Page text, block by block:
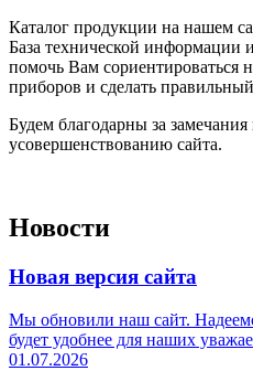
Каталог продукции на нашем
База технической информации
помочь Вам сориентироваться
приборов и сделать
Будем благодарны за
усовершенствованию сайта.
Новости
Новая версия сайта
Мы обновили наш сайт.
будет удобнее для наших
01.07.2026